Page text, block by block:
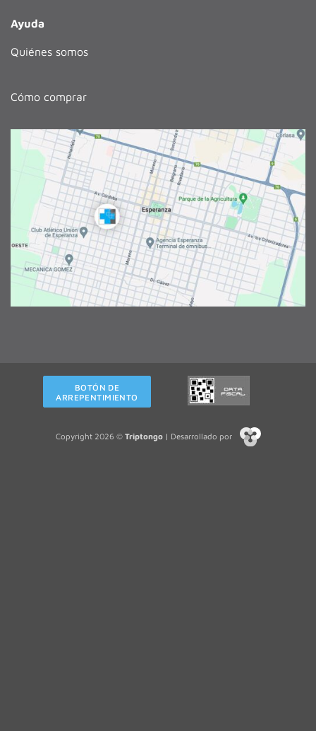
Ayuda
Quiénes somos
Cómo comprar
BOTÓN DE
ARREPENTIMIENTO
Copyright 2026 © Triptongo| Desarrollado por